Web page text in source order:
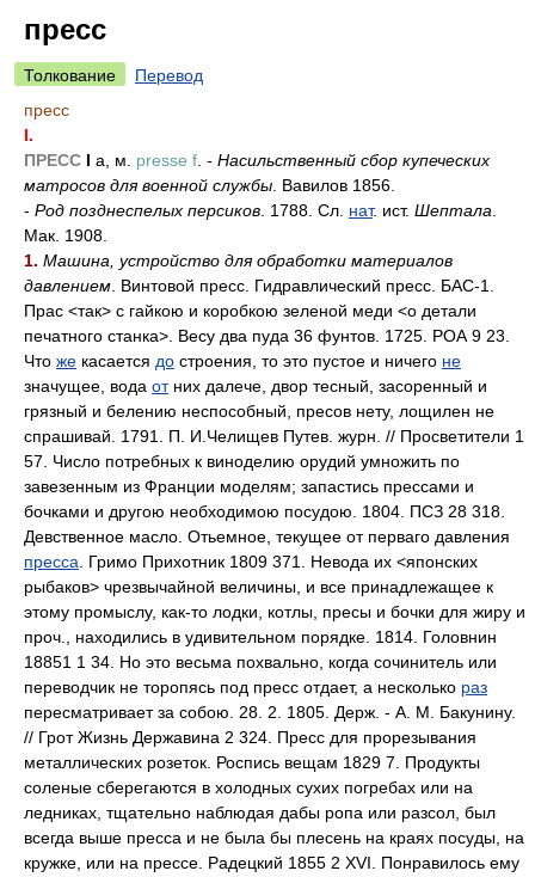
пресс
Толкование
Перевод
пресс
I.
ПРЕСС I а, м. presse f . - Насильственный сбор купеческих
матросов для военной службы . Вавилов 1856.
- Род позднеспелых персиков . 1788. Сл. нат. ист. Шептала
Мак. 1908.
1. Машина, устройство для обработки материалов
давлением . Винтовой пресс. Гидравлический пресс. БАС-1.
Прас <так> с гайкою и коробкою зеленой меди <о детали
печатного станка>. Весу два пуда 36 фунтов. 1725. РОА 9 23.
Что же касается до строения, то это пустое и ничего не
значущее, вода отних далече, двор тесный, засоренный и
грязный и белению неспособный, пресов нету, лощилен не
спрашивай. 1791. П. И.Челищев Путев. журн. // Просветители 1
57. Число потребных к виноделию орудий умножить по
завезенным из Франции моделям; запастись прессами и
бочками и другою необходимою посудою. 1804. ПСЗ 28 318.
Девственное масло. Отьемное, текущее от перваго давления
пресса . Гримо Прихотник 1809 371. Невода их <японских
рыбаков> чрезвычайной величины, и все принадлежащее к
этому промыслу, как-то лодки, котлы, пресы и бочки для жиру и
проч., находились в удивительном порядке. 1814. Головнин
18851 1 34. Но это весьма похвально, когда сочинитель или
переводчик не торопясь под пресс отдает, а несколько раз
пересматривает за собою. 28. 2. 1805. Держ. - А. М. Бакунину.
// Грот Жизнь Державина 2 324. Пресс для прорезывания
металлических розеток. Роспись вещам 1829 7. Продукты
соленые сберегаются в холодных сухих погребах или на
ледниках, тщательно наблюдая дабы ропа или разсол, был
всегда выше пресса и не была бы плесень на краях посуды, на
кружке, или на прессе. Радецкий 1855 2 XVI. Понравилось ему